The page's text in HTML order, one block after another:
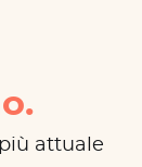
attuale